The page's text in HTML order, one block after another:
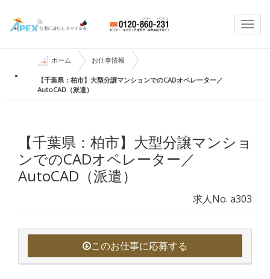
ホーム お仕事情報
【千葉県：柏市】大型分譲マンションでのCADオペレーター／
AutoCAD（派遣）
【千葉県：柏市】大型分譲マンショ
ンでのCADオペレーター／
AutoCAD（派遣）
求人No. a303
このお仕事に応募する